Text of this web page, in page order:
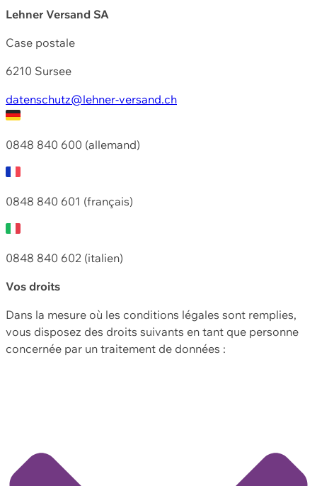
Lehner Versand SA
Case postale
6210 Sursee
datenschutz@lehner-versand.ch
0848 840 600 (allemand)
0848 840 601 (français)
0848 840 602 (italien)
Vos droits
Dans la mesure où les conditions légales sont remplies,
vous disposez des droits suivants en tant que personne
concernée par un traitement de données :